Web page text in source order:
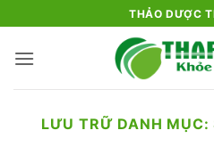
qua
nội
THẢO DƯỢC
LƯU TRỮ DANH MỤC: